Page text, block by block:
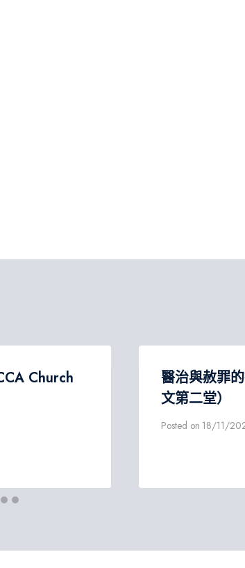
Church
醫治與赦罪
文第二堂）
Posted on 18/11/